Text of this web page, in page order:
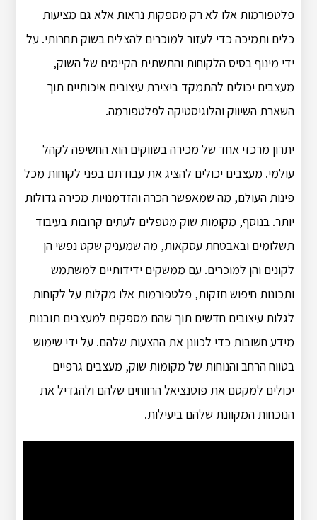
פלטפורמות אלו לא רק מספקות נראות אלא גם מציעות
כלים ותמיכה כדי לעזור למוכרים להצליח בשוק תחרותי. על
ידי מינוף בסיס הלקוחות והתשתית הקיימים של השוק,
מעצבים יכולים להתמקד ביצירת עיצובים איכותיים תוך
השארת השיווק והלוגיסטיקה לפלטפורמה.
יתרון מרכזי אחד של מכירה בשווקים הוא החשיפה לקהל
עולמי. מעצבים יכולים להציג את עבודתם בפני לקוחות מכל
פינות העולם, מה שמאפשר הכרה והזדמנויות מכירה גדולות
יותר. בנוסף, מקומות שוק מטפלים לעתים קרובות בעיבוד
תשלומים ובאבטחת עסקאות, מה שמעניק שקט נפשי הן
לקונים והן למוכרים. עם ממשקים ידידותיים למשתמש
ותכונות חיפוש חזקות, פלטפורמות אלו מקלות על לקוחות
לגלות עיצובים חדשים תוך שהם מספקים למעצבים תובנות
מידע חשובות כדי לכוונן את ההצעות שלהם. על ידי שימוש
בטווח הרחב והנוחות של מקומות שוק, מעצבים גרפיים
יכולים למקסם את פוטנציאל הרווחים שלהם ולהגדיל את
הנוכחות המקוונת שלהם ביעילות.